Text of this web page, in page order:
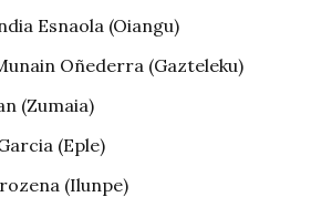
Esnaola (Oiangu)
Oñederra (Gazteleku)
(Zumaia)
(Eple)
(Ilunpe)